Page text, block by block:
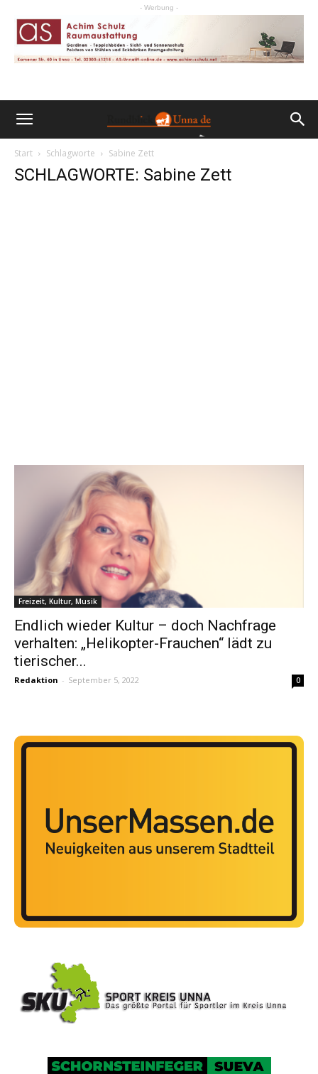
- Werbung -
Start Schlagworte Sabine Zett
SCHLAGWORTE: Sabine Zett
Freizeit, Kultur, Musik
Endlich wieder Kultur – doch Nachfrage
verhalten: „Helikopter-Frauchen“ lädt zu
tierischer...
Redaktion - September 5, 2022 0